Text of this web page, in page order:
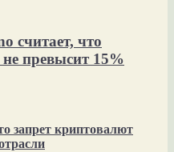
считает, что
превысит 15%
запрет криптовалют